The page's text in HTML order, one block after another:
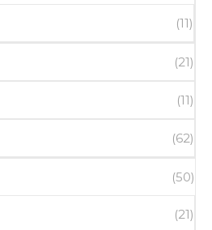
(11)
(21)
(11)
(62)
(50)
(21)